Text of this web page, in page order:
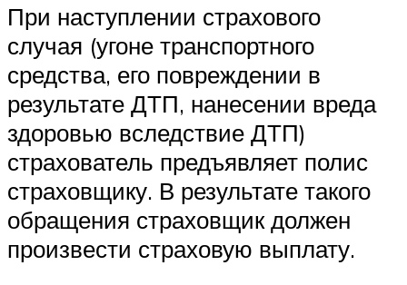
При наступлении страхового
случая (угоне транспортного
средства, его повреждении в
результате ДТП, нанесении вреда
здоровью вследствие ДТП)
страхователь предъявляет полис
страховщику. В результате такого
обращения страховщик должен
произвести страховую выплату.